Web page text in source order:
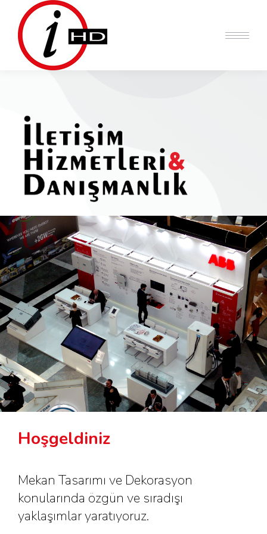
Hoşgeldiniz
Mekan Tasarımı ve Dekorasyon
konularında özgün ve sıradışı
yaklaşımlar yaratıyoruz.